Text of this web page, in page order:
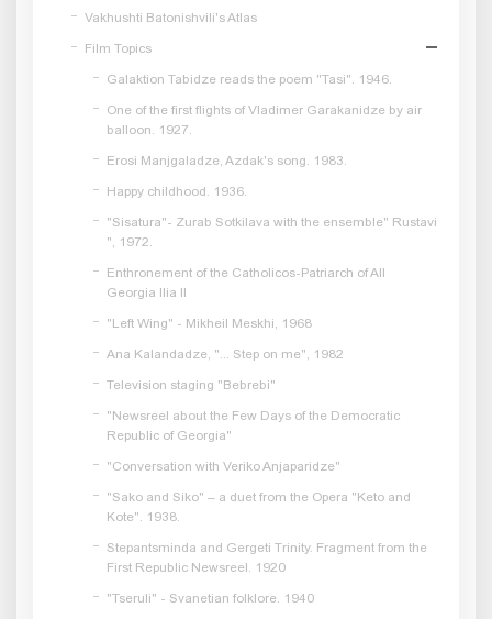
Vakhushti Batonishvili's Atlas
Film Topics
Galaktion Tabidze reads the poem "Tasi". 1946.
One of the first flights of Vladimer Garakanidze by air
balloon. 1927.
Erosi Manjgaladze, Azdak's song. 1983.
Happy childhood. 1936.
"Sisatura"- Zurab Sotkilava with the ensemble" Rustavi
", 1972.
Enthronement of the Catholicos-Patriarch of All
Georgia Ilia II
"Left Wing" - Mikheil Meskhi, 1968
Ana Kalandadze, "... Step on me", 1982
Television staging "Bebrebi"
"Newsreel about the Few Days of the Democratic
Republic of Georgia"
"Conversation with Veriko Anjaparidze"
"Sako and Siko" – a duet from the Opera "Keto and
Kote". 1938.
Stepantsminda and Gergeti Trinity. Fragment from the
First Republic Newsreel. 1920
"Tseruli" - Svanetian folklore. 1940